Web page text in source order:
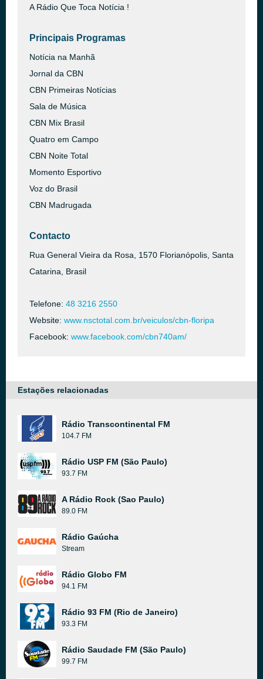
A Rádio Que Toca Notícia !
Principais Programas
Notícia na Manhã
Jornal da CBN
CBN Primeiras Notícias
Sala de Música
CBN Mix Brasil
Quatro em Campo
CBN Noite Total
Momento Esportivo
Voz do Brasil
CBN Madrugada
Contacto
Rua General Vieira da Rosa, 1570 Florianópolis, Santa
Catarina, Brasil
Telefone: 48 3216 2550
Website: www.nsctotal.com.br/veiculos/cbn-floripa
Facebook: www.facebook.com/cbn740am/
Estações relacionadas
Rádio Transcontinental FM
104.7 FM
Rádio USP FM (São Paulo)
93.7 FM
A Rádio Rock (Sao Paulo)
89.0 FM
Rádio Gaúcha
Stream
Rádio Globo FM
94.1 FM
Rádio 93 FM (Rio de Janeiro)
93.3 FM
Rádio Saudade FM (São Paulo)
99.7 FM